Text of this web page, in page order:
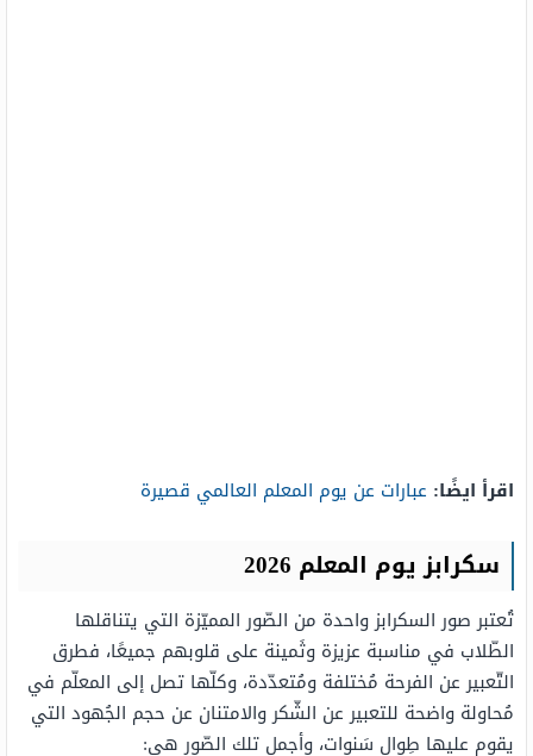
اقرأ ايضًا: عبارات عن يوم المعلم العالمي قصيرة
سكرابز يوم المعلم 2026
تُعتبر صور السكرابز واحدة من الصّور المميّزة التي يتناقلها
الطّلاب في مناسبة عزيزة وثَمينة على قلوبهم جميعًا، فطرق
التّعبير عن الفرحة مُختلفة ومُتعدّدة، وكلّها تصل إلى المعلّم في
مُحاولة واضحة للتعبير عن الشّكر والامتنان عن حجم الجُهود التي
يقوم عليها طِوال سَنوات، وأجمل تلك الصّور هي: